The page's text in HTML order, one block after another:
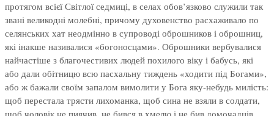
протягом всієї Світлої седмиці, в селах обов’язково служили так
звані великодні молебні, причому духовенство расхаживало по
селянських хат неодмінно в супроводі оброшников і оброшниц,
які інакше називалися «богоносцами». Оброшники вербувалися
найчастіше з благочестивих людей похилого віку і бабусь, які
або дали обітницю всю пасхальну тиждень «ходити під Богами»,
або ж бажали своїм запалом вимолити у Бога яку-небудь милість:
щоб перестала трясти лихоманка, щоб сина не взяли в солдати,